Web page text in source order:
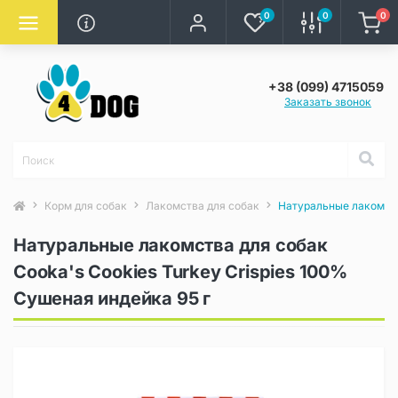
0 0 0
+38 (099) 4715059
Заказать звонок
Корм для собак Лакомства для собак Натуральные
Натуральные лакомства для собак
Cooka's Cookies Turkey Crispies 100%
Сушеная индейка 95 г